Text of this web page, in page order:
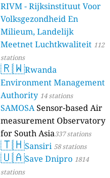
RIVM - Rijksinstituut Voor
Volksgezondheid En
Milieum, Landelijk
Meetnet Luchtkwaliteit 112
stations
🇷🇼Rwanda
Environment Management
Authority 14 stations
SAMOSASensor-based Air
measurement Observatory
for South Asia337 stations
🇹🇭Sansiri 58 stations
🇺🇦Save Dnipro 1814
stations